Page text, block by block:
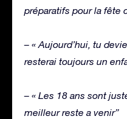
préparatifs pour la fête
– « Aujourd’hui, tu
resterai toujours un
– « Les 18 ans sont
meilleur reste a venir”